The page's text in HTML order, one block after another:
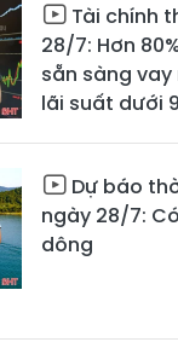
Tài chính
28/7: Hơn
sẵn sàng
lãi suất dưới
Dự báo
ngày 28/7:
dông